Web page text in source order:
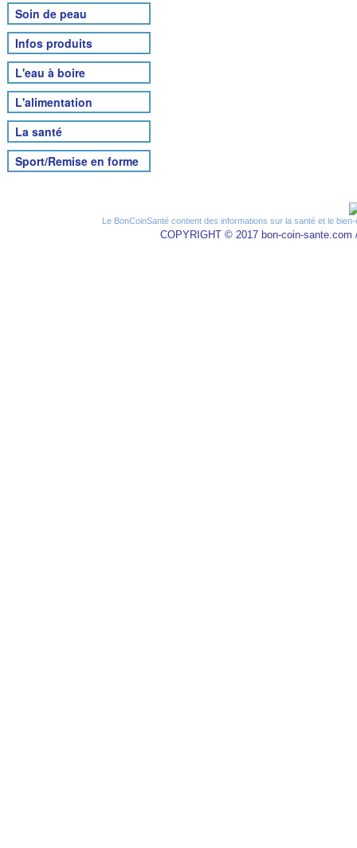
Soin de peau
Infos produits
L'eau à boire
L'alimentation
La santé
Sport/Remise en forme
Le BonCoinSanté contient des informations sur la santé et le bien-
COPYRIGHT © 2017 bon-coin-